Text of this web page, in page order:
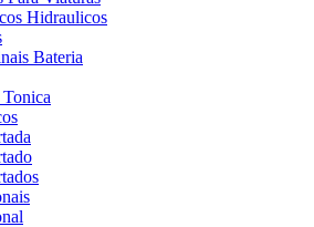
Hidraulicos
Bateria